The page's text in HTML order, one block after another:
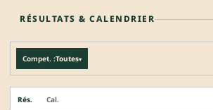
RÉSULTATS & CALENDRIER
Compet. :Toutes▾
Rés. Cal.